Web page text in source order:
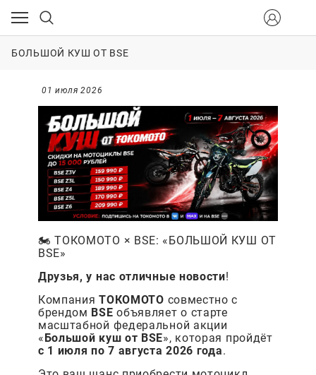
БОЛЬШОЙ КУШ ОТ BSE
01 июля 2026
🏍️ ТОКОМОТО × BSE: «БОЛЬШОЙ КУШ ОТ
BSE»
Друзья, у нас отличные новости!
КомпанияТОКОМОТО совместно с
брендом BSEобъявляет о старте
масштабной федеральной акции
« Большой куш от BSE», которая пройдёт
с 1 июля по 7 августа 2026 года.